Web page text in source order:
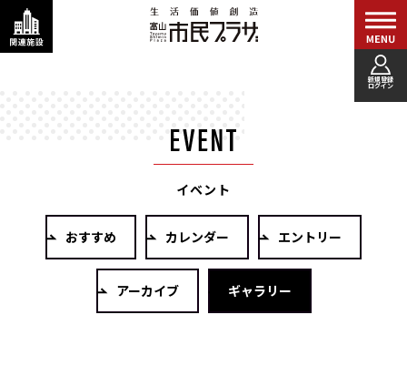
新規登録
ログイン
イベント
おすすめ カレンダー エントリー
アーカイブ ギャラリー